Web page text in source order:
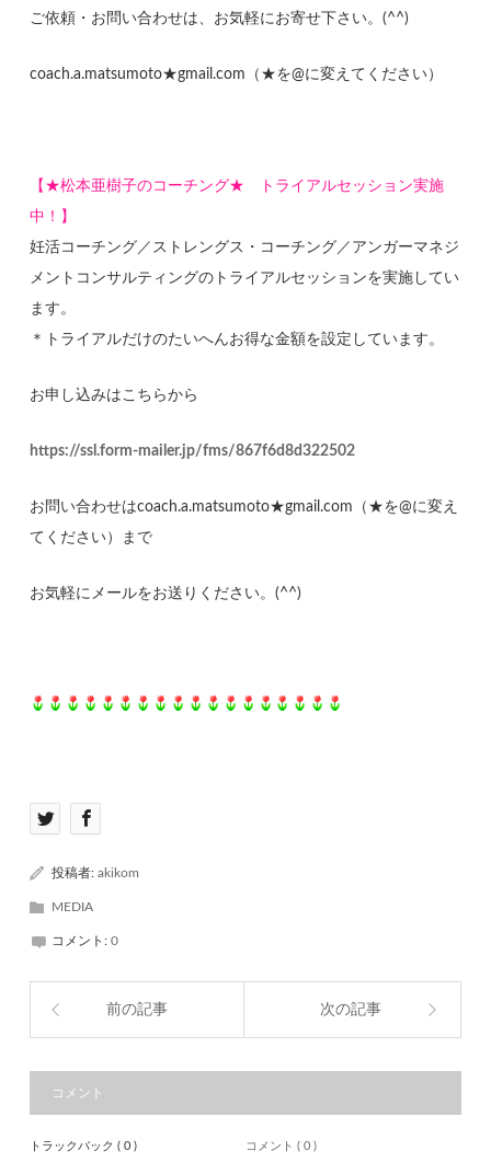
ご依頼・お問い合わせは、お気軽にお寄せ下さい。(^^)
coach.a.matsumoto★gmail.com（★を@に変えてください）
【★松本亜樹子のコーチング★ トライアルセッション実施
中！】
妊活コーチング／ストレングス・コーチング／アンガーマネジ
メントコンサルティングのトライアルセッションを実施してい
ます。
＊トライアルだけのたいへんお得な金額を設定しています。
お申し込みはこちらから
https://ssl.form-mailer.jp/fms/867f6d8d322502
お問い合わせはcoach.a.matsumoto★gmail.com（★を@に変え
てください）まで
お気軽にメールをお送りください。(^^)
投稿者:akikom
MEDIA
コメント:0
前の記事 次の記事
コメント
トラックバック ( 0 ) コメント ( 0 )